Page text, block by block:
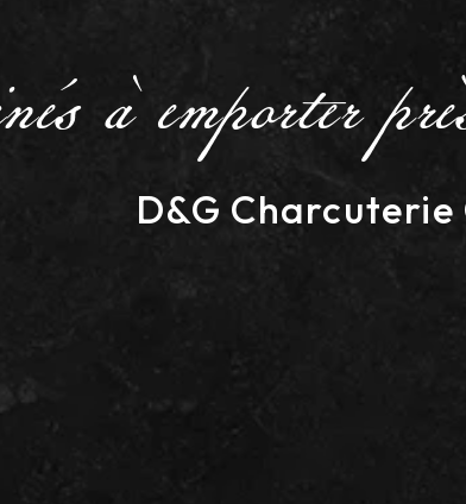
à emporter
D&G